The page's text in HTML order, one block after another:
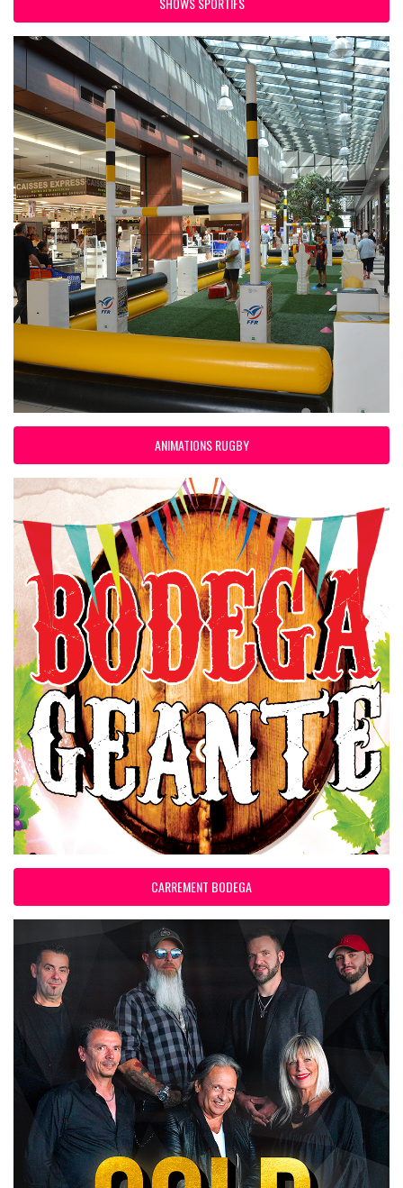
ANIMATIONS RUGBY
CARREMENT BODEGA